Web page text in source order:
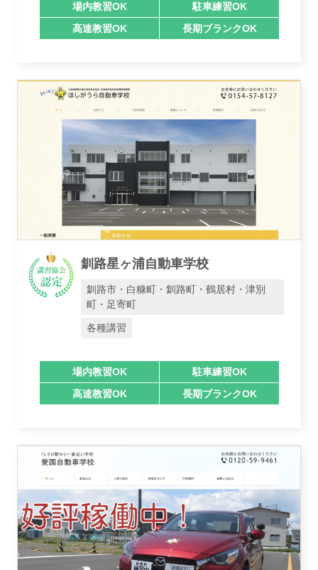
場内教習OK
駐車練習OK
高速教習OK
長期ブランクOK
釧路星ヶ浦自動車学校
釧路市・白糠町・釧路町・鶴居村・津別
町・足寄町
各種講習
場内教習OK
駐車練習OK
高速教習OK
長期ブランクOK